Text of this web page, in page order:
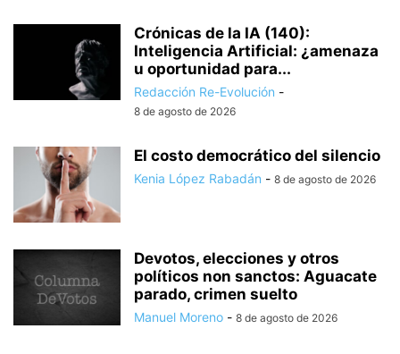
Crónicas de la IA (140):
Inteligencia Artificial: ¿amenaza
u oportunidad para...
Redacción Re-Evolución -
8 de agosto de 2026
El costo democrático del silencio
Kenia López Rabadán - 8 de agosto de 2026
Devotos, elecciones y otros
políticos non sanctos: Aguacate
parado, crimen suelto
Manuel Moreno - 8 de agosto de 2026